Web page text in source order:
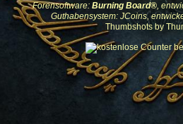
Forensoftware: Burning Board®,
Guthabensystem: JCoins,
Thumbshots by